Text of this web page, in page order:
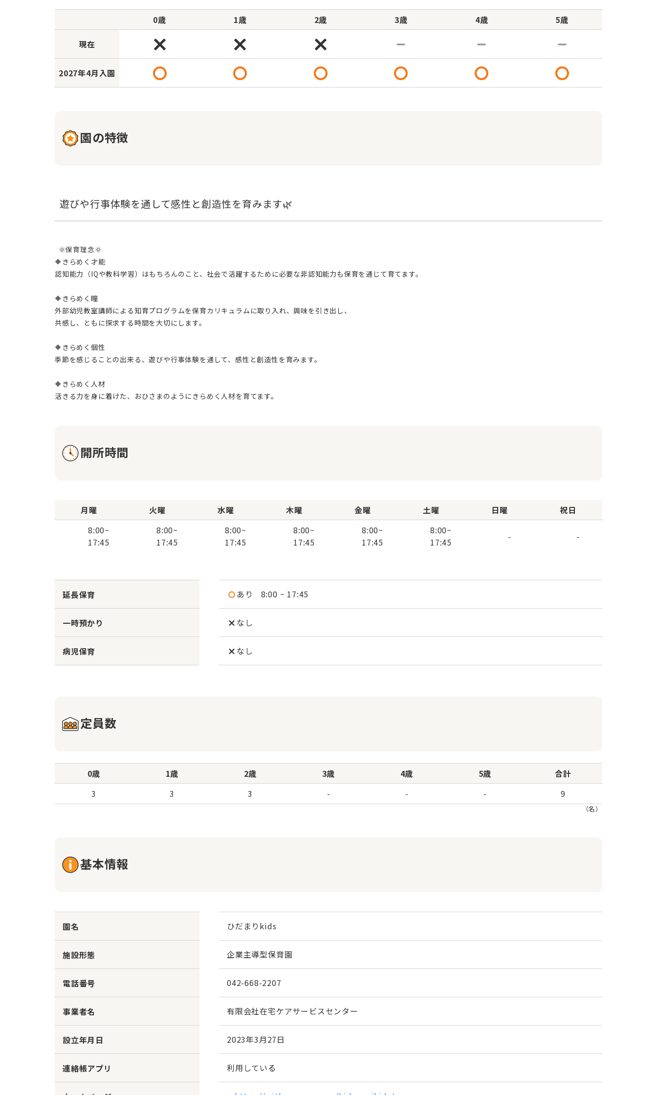
0歳 1歳 2歳 3歳 4歳 5歳
現在
2027年4月入園
園の特徴
  🌞保育理念🌞
🔶きらめく才能
認知能力（IQや教科学習）はもちろんのこと、社会で活躍するために必要な非認知能力も保育を通じて育てます。
🔶きらめく瞳
外部幼児教室講師による知育プログラムを保育カリキュラムに取り入れ、興味を引き出し、
共感し、ともに探求する時間を大切にします。
🔶きらめく個性
季節を感じることの出来る、遊びや行事体験を通して、感性と創造性を育みます。
🔶きらめく人材
開所時間
月曜
8:00~
17:45
火曜
8:00~
17:45
水曜
8:00~
17:45
木曜
8:00~
17:45
金曜
8:00~
17:45
土曜
8:00~
17:45
日曜
-
祝日
-
延長保育 あり 8:00 ~ 17:45
一時預かり なし
病児保育 なし
定員数
0歳 1歳 2歳 3歳 4歳 5歳
合計
3
3 3 - - - 9
（名）
基本情報
園名 ひだまりkids
施設形態 企業主導型保育園
電話番号 042-668-2207
事業者名 有限会社在宅ケアサービスセンター
設立年月日 2023年3月27日
連絡帳アプリ 利用している